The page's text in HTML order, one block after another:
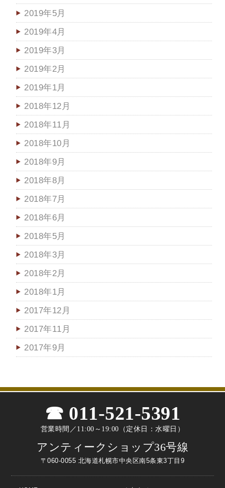
2019年5月
2019年4月
2019年3月
2019年2月
2019年1月
2018年12月
2018年11月
2018年10月
2018年9月
2018年8月
2018年7月
2018年6月
2018年5月
2018年3月
2018年2月
2018年1月
2017年12月
2017年11月
2017年9月
011-521-5391
営業時間／11:00～19:00（定休日：水曜日）
アンティークショップ36号線
〒060-0055 北海道札幌市中央区南5条東3丁目9